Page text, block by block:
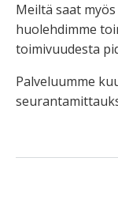
Meiltä saat
huolehdimme
toimivuudesta
Palveluumme